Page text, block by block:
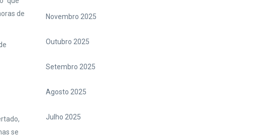
de
se
Novembro 2025
Outubro 2025
Setembro 2025
Agosto 2025
Julho 2025